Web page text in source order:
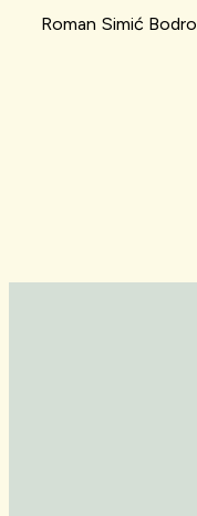
Roman Simić